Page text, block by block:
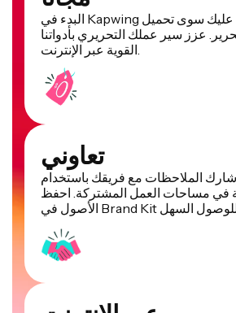
البدء في Kapwing مجاني تمامًا. ما عليك سوى تحميل
عزز سير عملك التحريري بأدواتنا
القوية عبر الإنترنت.
تعاوني
الملاحظات مع فريقك باستخدام
في مساحات العمل المشتركة. احفظ